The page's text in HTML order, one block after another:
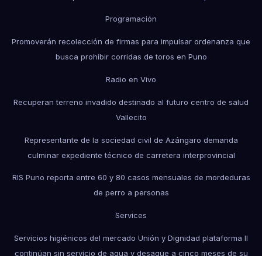
Programación
Promoverán recolección de firmas para impulsar ordenanza que
busca prohibir corridas de toros en Puno
Radio en Vivo
Recuperan terreno invadido destinado al futuro centro de salud
Vallecito
Representante de la sociedad civil de Azángaro demanda
culminar expediente técnico de carretera interprovincial
RIS Puno reporta entre 60 y 80 casos mensuales de mordeduras
de perro a personas
Services
Servicios higiénicos del mercado Unión y Dignidad plataforma II
continúan sin servicio de agua y desagüe a cinco meses de su